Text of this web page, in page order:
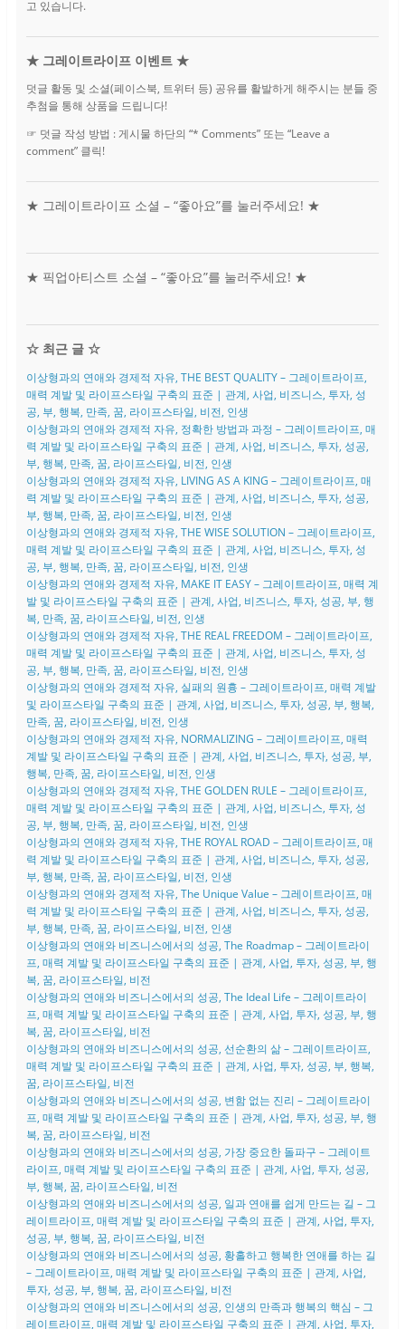
고 있습니다.
★ 그레이트라이프 이벤트 ★
덧글 활동 및 소셜(페이스북, 트위터 등) 공유를 활발하게 해주시는 분들 중
추첨을 통해 상품을 드립니다!
☞ 덧글 작성 방법 : 게시물 하단의 “* Comments” 또는 “Leave a
comment” 클릭!
★ 그레이트라이프 소셜 – “좋아요”를 눌러주세요! ★
★ 픽업아티스트 소셜 – “좋아요”를 눌러주세요! ★
☆ 최근 글 ☆
이상형과의 연애와 경제적 자유, THE BEST QUALITY – 그레이트라이프,
매력 계발 및 라이프스타일 구축의 표준 | 관계, 사업, 비즈니스, 투자, 성
공, 부, 행복, 만족, 꿈, 라이프스타일, 비전, 인생
이상형과의 연애와 경제적 자유, 정확한 방법과 과정 – 그레이트라이프, 매
력 계발 및 라이프스타일 구축의 표준 | 관계, 사업, 비즈니스, 투자, 성공,
부, 행복, 만족, 꿈, 라이프스타일, 비전, 인생
이상형과의 연애와 경제적 자유, LIVING AS A KING – 그레이트라이프, 매
력 계발 및 라이프스타일 구축의 표준 | 관계, 사업, 비즈니스, 투자, 성공,
부, 행복, 만족, 꿈, 라이프스타일, 비전, 인생
이상형과의 연애와 경제적 자유, THE WISE SOLUTION – 그레이트라이프,
매력 계발 및 라이프스타일 구축의 표준 | 관계, 사업, 비즈니스, 투자, 성
공, 부, 행복, 만족, 꿈, 라이프스타일, 비전, 인생
이상형과의 연애와 경제적 자유, MAKE IT EASY – 그레이트라이프, 매력 계
발 및 라이프스타일 구축의 표준 | 관계, 사업, 비즈니스, 투자, 성공, 부, 행
복, 만족, 꿈, 라이프스타일, 비전, 인생
이상형과의 연애와 경제적 자유, THE REAL FREEDOM – 그레이트라이프,
매력 계발 및 라이프스타일 구축의 표준 | 관계, 사업, 비즈니스, 투자, 성
공, 부, 행복, 만족, 꿈, 라이프스타일, 비전, 인생
이상형과의 연애와 경제적 자유, 실패의 원흉 – 그레이트라이프, 매력 계발
및 라이프스타일 구축의 표준 | 관계, 사업, 비즈니스, 투자, 성공, 부, 행복,
만족, 꿈, 라이프스타일, 비전, 인생
이상형과의 연애와 경제적 자유, NORMALIZING – 그레이트라이프, 매력
계발 및 라이프스타일 구축의 표준 | 관계, 사업, 비즈니스, 투자, 성공, 부,
행복, 만족, 꿈, 라이프스타일, 비전, 인생
이상형과의 연애와 경제적 자유, THE GOLDEN RULE – 그레이트라이프,
매력 계발 및 라이프스타일 구축의 표준 | 관계, 사업, 비즈니스, 투자, 성
공, 부, 행복, 만족, 꿈, 라이프스타일, 비전, 인생
이상형과의 연애와 경제적 자유, THE ROYAL ROAD – 그레이트라이프, 매
력 계발 및 라이프스타일 구축의 표준 | 관계, 사업, 비즈니스, 투자, 성공,
부, 행복, 만족, 꿈, 라이프스타일, 비전, 인생
이상형과의 연애와 경제적 자유, The Unique Value – 그레이트라이프, 매
력 계발 및 라이프스타일 구축의 표준 | 관계, 사업, 비즈니스, 투자, 성공,
부, 행복, 만족, 꿈, 라이프스타일, 비전, 인생
이상형과의 연애와 비즈니스에서의 성공, The Roadmap – 그레이트라이
프, 매력 계발 및 라이프스타일 구축의 표준 | 관계, 사업, 투자, 성공, 부, 행
복, 꿈, 라이프스타일, 비전
이상형과의 연애와 비즈니스에서의 성공, The Ideal Life – 그레이트라이
프, 매력 계발 및 라이프스타일 구축의 표준 | 관계, 사업, 투자, 성공, 부, 행
복, 꿈, 라이프스타일, 비전
이상형과의 연애와 비즈니스에서의 성공, 선순환의 삶 – 그레이트라이프,
매력 계발 및 라이프스타일 구축의 표준 | 관계, 사업, 투자, 성공, 부, 행복,
꿈, 라이프스타일, 비전
이상형과의 연애와 비즈니스에서의 성공, 변함 없는 진리 – 그레이트라이
프, 매력 계발 및 라이프스타일 구축의 표준 | 관계, 사업, 투자, 성공, 부, 행
복, 꿈, 라이프스타일, 비전
이상형과의 연애와 비즈니스에서의 성공, 가장 중요한 돌파구 – 그레이트
라이프, 매력 계발 및 라이프스타일 구축의 표준 | 관계, 사업, 투자, 성공,
부, 행복, 꿈, 라이프스타일, 비전
이상형과의 연애와 비즈니스에서의 성공, 일과 연애를 쉽게 만드는 길 – 그
레이트라이프, 매력 계발 및 라이프스타일 구축의 표준 | 관계, 사업, 투자,
성공, 부, 행복, 꿈, 라이프스타일, 비전
이상형과의 연애와 비즈니스에서의 성공, 황홀하고 행복한 연애를 하는 길
– 그레이트라이프, 매력 계발 및 라이프스타일 구축의 표준 | 관계, 사업,
투자, 성공, 부, 행복, 꿈, 라이프스타일, 비전
이상형과의 연애와 비즈니스에서의 성공, 인생의 만족과 행복의 핵심 – 그
레이트라이프, 매력 계발 및 라이프스타일 구축의 표준 | 관계, 사업, 투자,